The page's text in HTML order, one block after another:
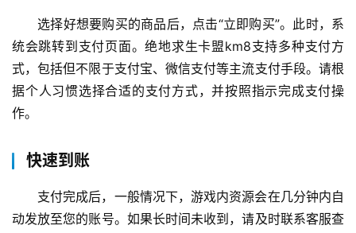
选择好想要购买的商品后，点击“立即购买”。此时，系
统会跳转到支付页面。绝地求生卡盟km8支持多种支付方
式，包括但不限于支付宝、微信支付等主流支付手段。请根
据个人习惯选择合适的支付方式，并按照指示完成支付操
作。
快速到账
支付完成后，一般情况下，游戏内资源会在几分钟内自
动发放至您的账号。如果长时间未收到，请及时联系客服查